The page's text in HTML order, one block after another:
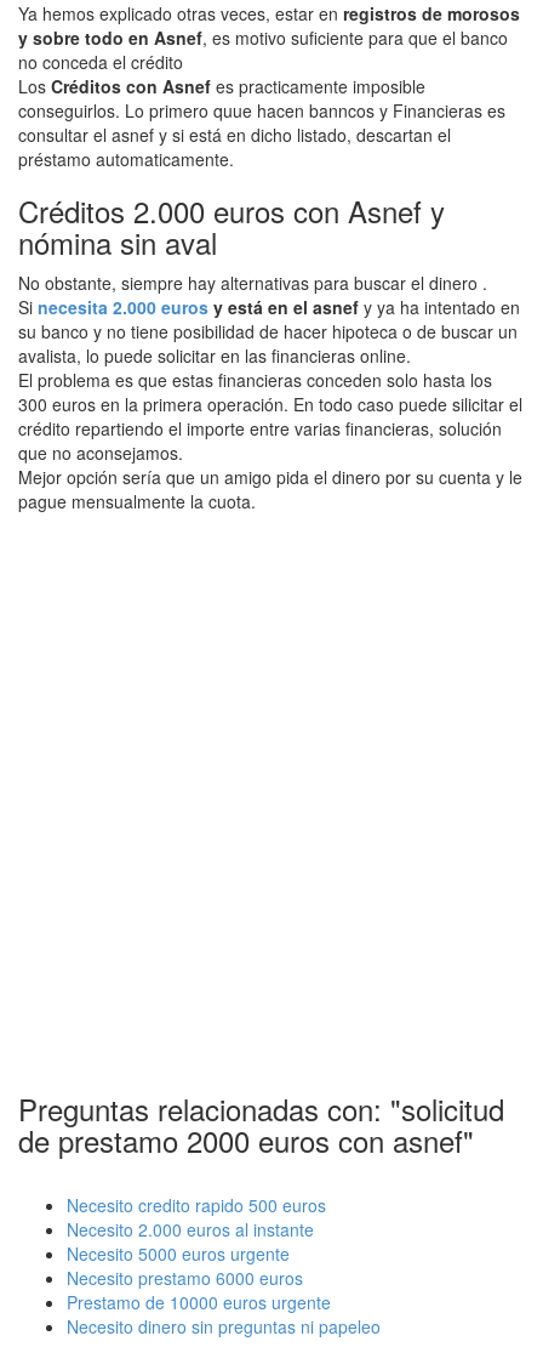
Ya hemos explicado otras veces, estar en registros de morosos
y sobre todo en Asnef, es motivo suficiente para que el banco
no conceda el crédito
Los Créditos con Asnef es practicamente imposible
conseguirlos. Lo primero quue hacen banncos y Financieras es
consultar el asnef y si está en dicho listado, descartan el
préstamo automaticamente.
Créditos 2.000 euros con Asnef y
nómina sin aval
No obstante, siempre hay alternativas para buscar el dinero .
Si necesita 2.000 euros y está en el asnef y ya ha intentado en
su banco y no tiene posibilidad de hacer hipoteca o de buscar un
avalista, lo puede solicitar en las financieras online.
El problema es que estas financieras conceden solo hasta los
300 euros en la primera operación. En todo caso puede silicitar el
crédito repartiendo el importe entre varias financieras, solución
que no aconsejamos.
Mejor opción sería que un amigo pida el dinero por su cuenta y le
pague mensualmente la cuota.
Preguntas relacionadas con: "solicitud
de prestamo 2000 euros con asnef"
Necesito credito rapido 500 euros
Necesito 2.000 euros al instante
Necesito 5000 euros urgente
Necesito prestamo 6000 euros
Prestamo de 10000 euros urgente
Necesito dinero sin preguntas ni papeleo